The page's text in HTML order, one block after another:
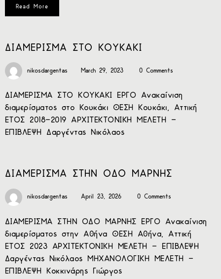
Read More
ΔΙΑΜΕΡΙΣΜΑ ΣΤΟ ΚΟΥΚΑΚΙ
nikosdargentas March 29, 2023 0 Comments
ΔΙΑΜΕΡΙΣΜΑ ΣΤΟ ΚΟΥΚΑΚΙ ΕΡΓΟ Ανακαίνιση
διαμερίσματος στο Κουκάκι ΘΕΣΗ Κουκάκι, Αττική
ΕΤΟΣ 2018-2019 ΑΡΧΙΤΕΚΤΟΝΙΚΗ ΜΕΛΕΤΗ –
ΕΠΙΒΛΕΨΗ Δαργέντας Νικόλαος
ΔΙΑΜΕΡΙΣΜΑ ΣΤΗΝ ΟΔΟ ΜΑΡΝΗΣ
nikosdargentas April 23, 2026 0 Comments
ΔΙΑΜΕΡΙΣΜΑ ΣΤΗΝ ΟΔΟ ΜΑΡΝΗΣ ΕΡΓΟ Ανακαίνιση
διαμερίσματος στην Αθήνα ΘΕΣΗ Αθήνα, Αττική
ΕΤΟΣ 2023 ΑΡΧΙΤΕΚΤΟΝΙΚΗ ΜΕΛΕΤΗ – ΕΠΙΒΛΕΨΗ
Δαργέντας Νικόλαος ΜΗΧΑΝΟΛΟΓΙΚΗ ΜΕΛΕΤΗ –
ΕΠΙΒΛΕΨΗ Κοκκινάρης Γιώργος